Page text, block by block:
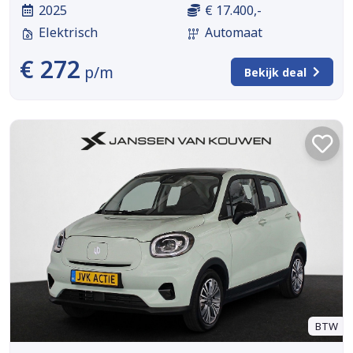
2025
Elektrisch
€ 17.400,-
Automaat
€ 272 p/m Bekijk deal
BTW